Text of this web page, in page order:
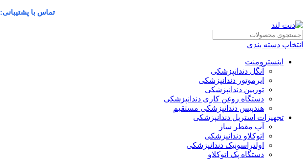
تماس با پشتیبانی:
انتخاب دسته بندی
اینسترومنت
آنگل دندانپزشکی
ایرموتور دندانپزشکی
توربین دندانپزشکی
دستگاه روغن کاری دندانپزشکی
هندپیس دندانپزشکی مستقیم
تجهیزات استریل دندانپزشکی
آب مقطر ساز
اتوکلاو دندانپزشکی
اولتراسونیک دندانپزشکی
دستگاه پک اتوکلاو